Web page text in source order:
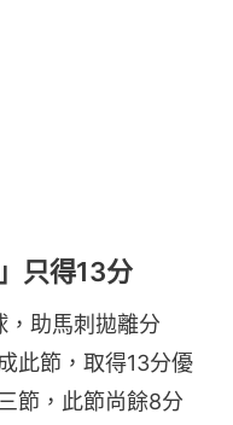
只得13分
，助馬刺拋離分
此節，取得13分優
節，此節尚餘8分